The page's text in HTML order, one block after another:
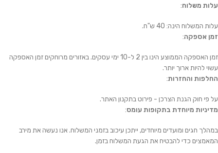
עלות משלוח:
עלות המשלוח הינה: 40 ש"ח.
זמן אספקה:
זמן האספקה הממוצע הינו בין 2 ל-10 ימי עסקים. באזורים מרוחקים זמן האספקה
עשוי להיות ארוך יותר.
החלפות והחזרות:
על פי חוק הגנת הצרכן - פירוט בתקנון האתר.
מדיניות מיוחדת בתקופות עומס:
במהלך חגים ומועדים מיוחדים, ייתכן עיכוב בזמני המשלוח. אנו נעשה את מירב
המאמצים כדי להבטיח את הגעת המשלוח בזמן.